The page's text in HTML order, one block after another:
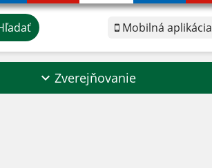
Mobilná aplikácia
Zverejňovanie